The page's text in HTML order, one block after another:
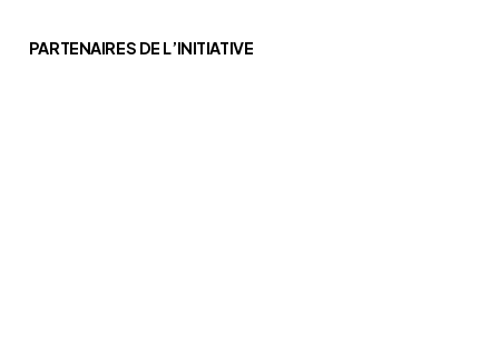
PARTENAIRES DE L’INITIATIVE